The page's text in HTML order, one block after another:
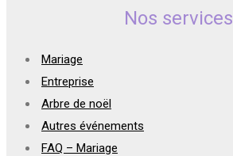
Nos services
Mariage
Entreprise
Arbre de noël
Autres événements
FAQ – Mariage